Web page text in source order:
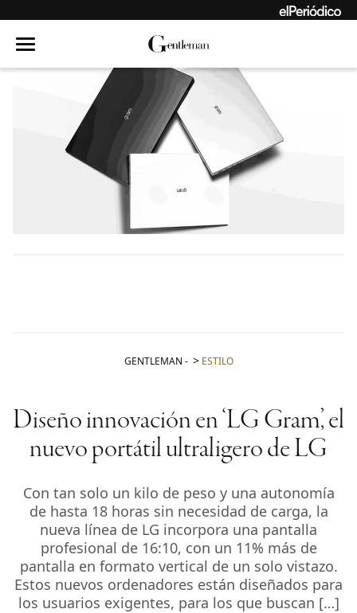
GENTLEMAN - ESTILO
Diseño innovación en ‘LG Gram’, el
nuevo portátil ultraligero de LG
Con tan solo un kilo de peso y una autonomía
de hasta 18 horas sin necesidad de carga, la
nueva línea de LG incorpora una pantalla
profesional de 16:10, con un 11% más de
pantalla en formato vertical de un solo vistazo.
Estos nuevos ordenadores están diseñados para
los usuarios exigentes, para los que buscan […]